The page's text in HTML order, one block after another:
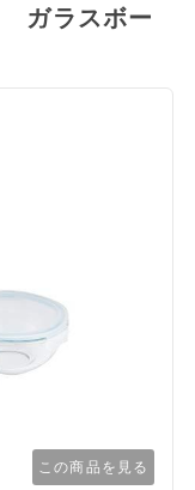
ラスボー
この商品を見る